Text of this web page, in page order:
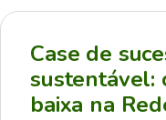
Case de
sustentável:
baixa na